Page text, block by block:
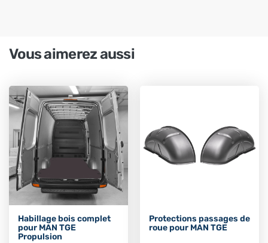
Vous aimerez aussi
Habillage bois complet
pour MAN TGE
Propulsion
Protections passages de
roue pour MAN TGE